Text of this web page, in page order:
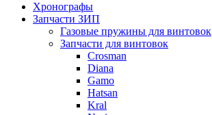
Хронографы
Запчасти ЗИП
Газовые пружины для винтовок
Запчасти для винтовок
Crosman
Diana
Gamo
Hatsan
Kral